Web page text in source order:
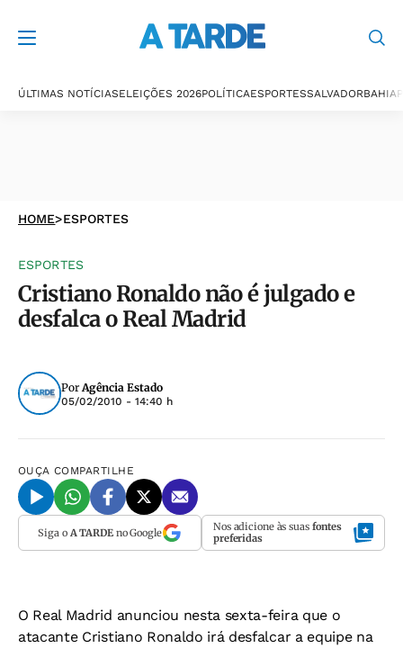
ÚLTIMAS NOTÍCIASELEIÇÕES 2026POLÍTICAESPORTESSALVADORBAHIA
HOME>ESPORTES
ESPORTES
Cristiano Ronaldo não é julgado e
desfalca o Real Madrid
PorAgência Estado
05/02/2010 - 14:40 h
OUÇA COMPARTILHE
Siga o A TARDEno Google Nos adicione às suas fontes
preferidas
O Real Madrid anunciou nesta sexta-feira que o
atacante Cristiano Ronaldo irá desfalcar a equipe na